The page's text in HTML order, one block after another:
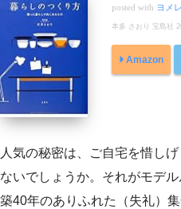
posted with ヨメ
本多 さおり 宝島社
Amazon
人気の秘密は、ご自宅を惜し
ないでしょうか。それがモデ
築40年のありふれた（失礼）集